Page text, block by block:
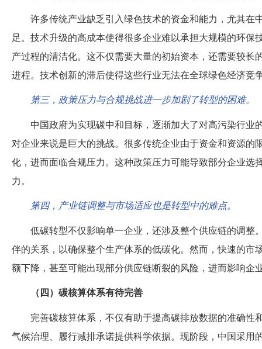
许多传统产业缺乏引入绿色技术的资金和能力，尤其在
足。技术升级的高成本使得很多企业难以承担大规模的环保
产过程的清洁化。这不仅需要大量的初始资本，还需要较长
进程。技术创新的滞后使得这些行业无法在全球绿色经济竞
第三，政策压力与合规挑战进一步加剧了转型的困难。
中国政府为实现碳中和目标，逐渐加大了对高污染行业
对企业来说是巨大的挑战。很多传统企业由于资金和资源的
化，进而面临合规压力。这种政策压力可能导致部分企业选
力。
第四，产业链调整与市场适应也是转型中的难点。
低碳转型不仅影响单一企业，还涉及整个供应链的调整
伴的关系，以确保整个生产体系的低碳化。然而，快速的市
额下降，甚至可能出现部分供应链断裂的风险，进而影响企
（四）碳核算体系有待完善
完善碳核算体系，不仅有助于提高碳排放数据的准确性
气候治理、履行减排承诺提供科学依据。现阶段，中国采用